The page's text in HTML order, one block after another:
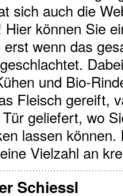
sich auch die
können Sie
erst wenn das
und Bio-
Fleisch gereift,
geliefert, wo
lassen
Vielzahl an
Schiessl